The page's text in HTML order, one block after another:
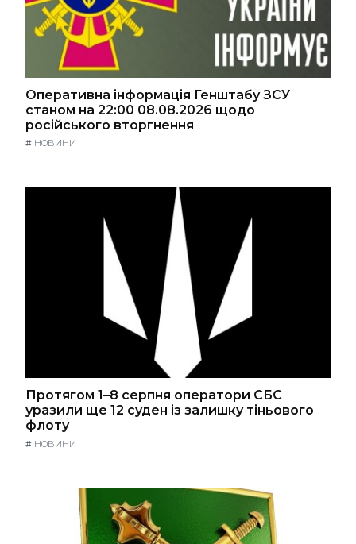
Оперативна інформація Генштабу ЗСУ
станом на 22:00 08.08.2026 щодо
російського вторгнення
# НОВИНИ
Протягом 1–8 серпня оператори СБС
уразили ще 12 суден із залишку тіньового
флоту
# НОВИНИ